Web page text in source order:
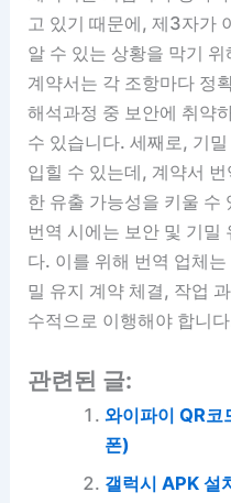
고 있기 때문에, 제3자가
알 수 있는 상황을 막기
계약서는 각 조항마다 정
해석과정 중 보안에 취약
수 있습니다. 세째로, 기
입힐 수 있는데, 계약서
한 유출 가능성을 키울 수
번역 시에는 보안 및 기밀
다. 이를 위해 번역 업체
밀 유지 계약 체결, 작업
수적으로 이행해야 합니
관련된 글:
와이파이 QR코
폰)
갤럭시 APK 설